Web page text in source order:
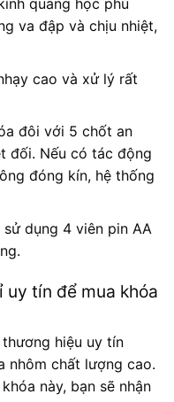
quang học phủ
va đập và chịu nhiệt,
cao và xử lý rất
đôi với 5 chốt an
đối. Nếu có tác động
đóng kín, hệ thống
dụng 4 viên pin AA
tín để mua khóa
hiệu uy tín
nhôm chất lượng cao.
này, bạn sẽ nhận